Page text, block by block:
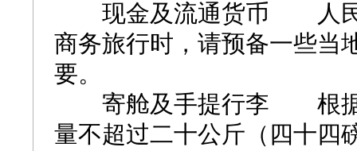
现金及流通货币 人民币
商务旅行时，请预备一些当
要。
寄舱及手提行李 根据航
量不超过二十公斤（四十四